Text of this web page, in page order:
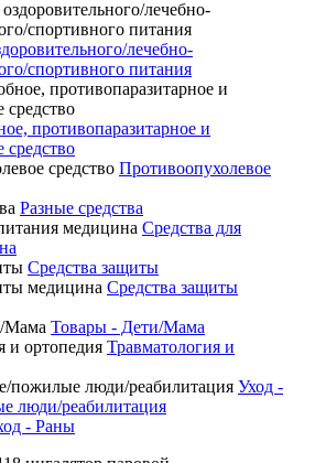
лечебно-
спортивного питания
противопаразитарное и
средство
Противоопухолевое
Разные средства
Средства для
Средства защиты
Средства защиты
Товары - Дети/Мама
Травматология и
Уход -
люди/реабилитация
- Раны